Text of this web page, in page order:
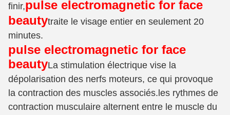
finir,pulse electromagnetic for face
beautytraite le visage entier en seulement 20
minutes.
pulse electromagnetic for face
beautyLa stimulation électrique vise la
dépolarisation des nerfs moteurs, ce qui provoque
la contraction des muscles associés.les rythmes de
contraction musculaire alternent entre le muscle du